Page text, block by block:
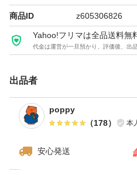
商品ID z605306826
Yahoo!フリマは全品送料無
代金は運営が一旦預かり、評価後、出
出品者
poppy
（178） 本
安心発送